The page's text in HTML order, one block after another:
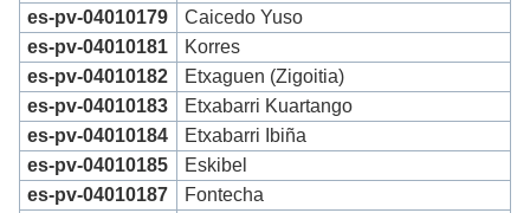
es-pv-04010179
Caicedo Yuso
es-pv-04010181
Korres
es-pv-04010182
Etxaguen (Zigoitia)
es-pv-04010183
Etxabarri Kuartango
es-pv-04010184
Etxabarri Ibiña
es-pv-04010185
Eskibel
es-pv-04010187
Fontecha